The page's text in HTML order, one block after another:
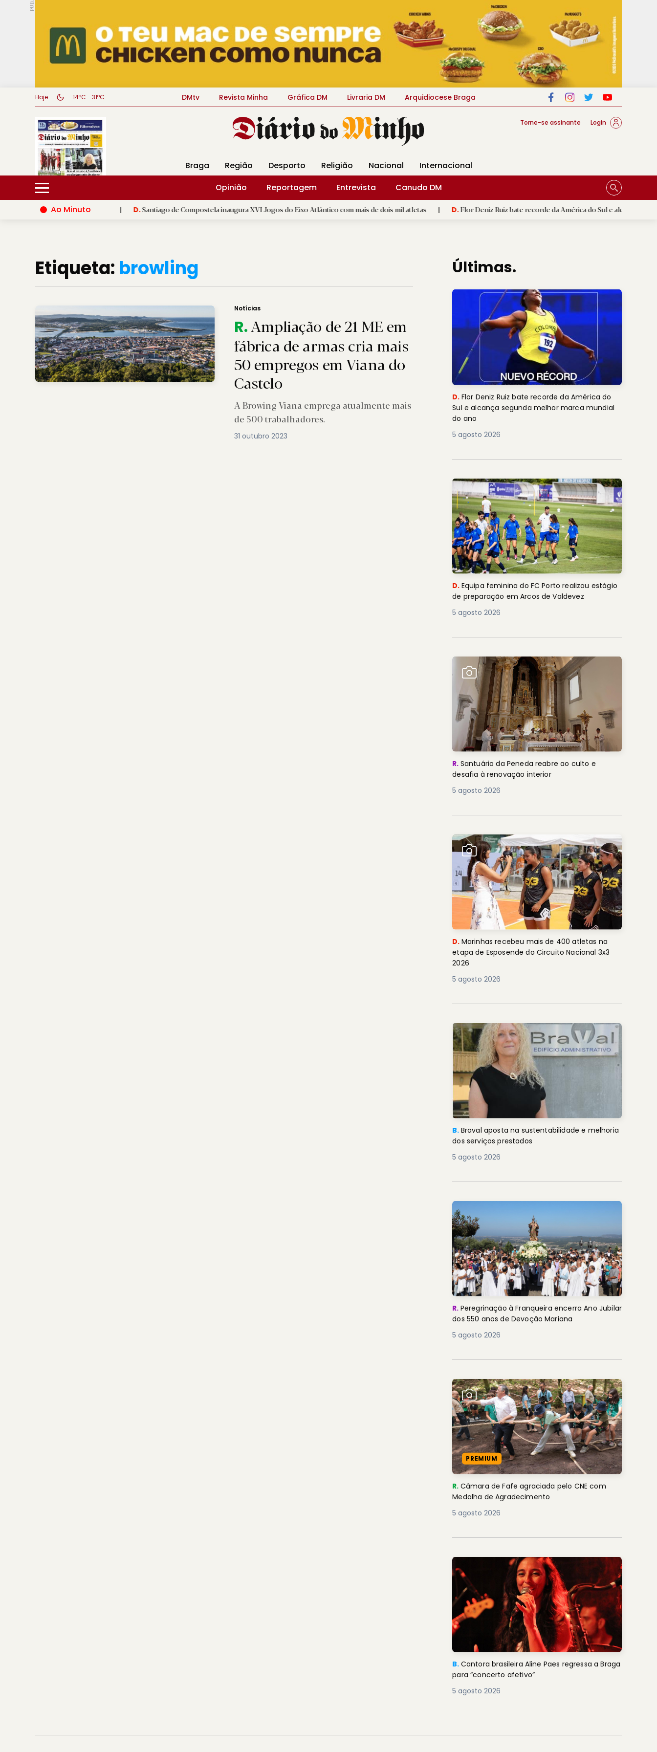
PUB.
Hoje 14ºC 31ºC DMtv Revista Minha Gráfica DM Livraria DM Arquidiocese Braga
Torne-se assinante Login
Braga Região Desporto Religião Nacional
Internacional
Opinião
Reportagem Entrevista
Canudo DM
Ao Minuto
mundo da moda | D.Santiago de Compostela inaugura XVI Jogos do Eixo Atlântico com mais de dois mil atletas | D.Flor Deniz Ruiz bate recorde da América do Sul e alcança segunda melhor
Etiqueta: browling
Notícias
R.Ampliação de 21 ME em
fábrica de armas cria mais
50 empregos em Viana do
Castelo
A Browing Viana emprega atualmente mais
de 500 trabalhadores.
31 outubro 2023
Últimas.
D. Flor Deniz Ruiz bate recorde da América do
Sul e alcança segunda melhor marca mundial
do ano
5 agosto 2026
D. Equipa feminina do FC Porto realizou estágio
de preparação em Arcos de Valdevez
5 agosto 2026
R. Santuário da Peneda reabre ao culto e
desafia à renovação interior
5 agosto 2026
D. Marinhas recebeu mais de 400 atletas na
etapa de Esposende do Circuito Nacional 3x3
2026
5 agosto 2026
B. Braval aposta na sustentabilidade e melhoria
dos serviços prestados
5 agosto 2026
R. Peregrinação à Franqueira encerra Ano Jubilar
dos 550 anos de Devoção Mariana
5 agosto 2026
PREMIUM
R. Câmara de Fafe agraciada pelo CNE com
Medalha de Agradecimento
5 agosto 2026
B. Cantora brasileira Aline Paes regressa a Braga
para “concerto afetivo”
5 agosto 2026